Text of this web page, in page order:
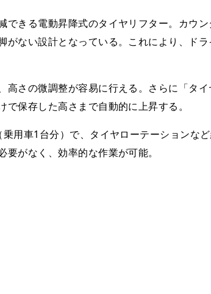
できる電動昇降式のタイヤリフター。カウ
がない設計となっている。これにより、ド
高さの微調整が容易に行える。さらに「タ
で保存した高さまで自動的に上昇する。
用車1台分）で、タイヤローテーションな
がなく、効率的な作業が可能。